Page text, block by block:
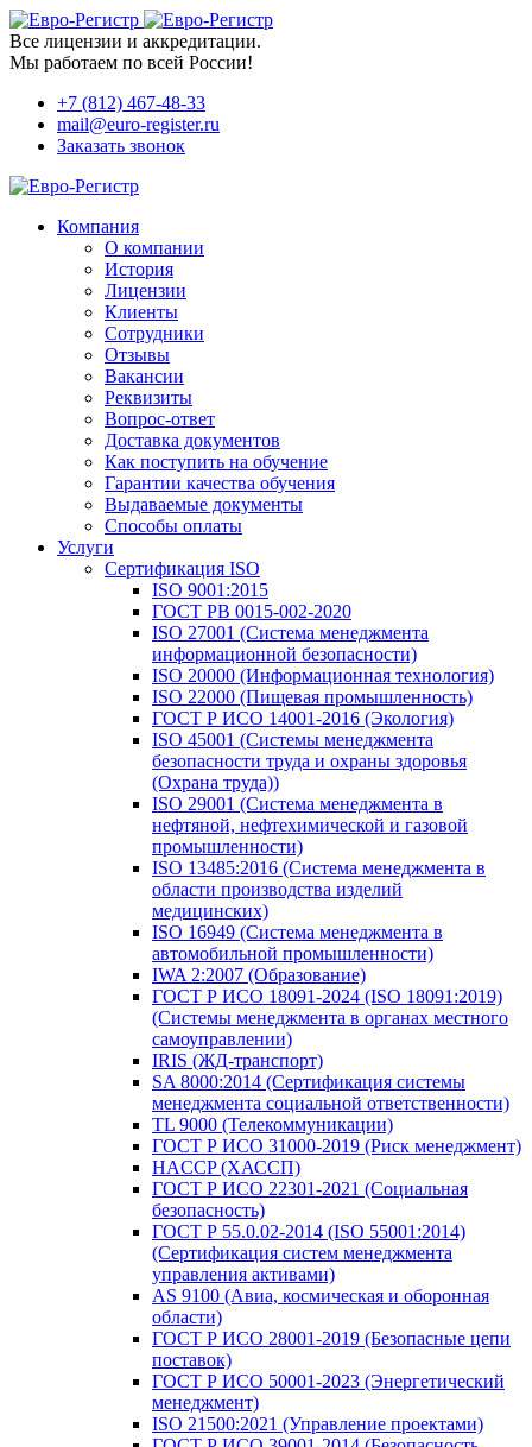
Все лицензии и аккредитации.
Мы работаем по всей России!
+7 (812) 467-48-33
mail@euro-register.ru
Заказать звонок
Компания
О компании
История
Лицензии
Клиенты
Сотрудники
Отзывы
Вакансии
Реквизиты
Вопрос-ответ
Доставка документов
Как поступить на обучение
Гарантии качества обучения
Выдаваемые документы
Способы оплаты
Услуги
Сертификация ISO
ISO 9001:2015
ГОСТ РВ 0015-002-2020
ISO 27001 (Система менеджмента
информационной безопасности)
ISO 20000 (Информационная технология)
ISO 22000 (Пищевая промышленность)
ГОСТ Р ИСО 14001-2016 (Экология)
ISO 45001 (Системы менеджмента
безопасности труда и охраны здоровья
(Охрана труда))
ISO 29001 (Система менеджмента в
нефтяной, нефтехимической и газовой
промышленности)
ISO 13485:2016 (Система менеджмента в
области производства изделий
медицинских)
ISO 16949 (Система менеджмента в
автомобильной промышленности)
IWA 2:2007 (Образование)
ГОСТ Р ИСО 18091-2024 (ISO 18091:2019)
(Системы менеджмента в органах местного
самоуправлении)
IRIS (ЖД-транспорт)
SA 8000:2014 (Сертификация системы
менеджмента социальной ответственности)
TL 9000 (Телекоммуникации)
ГОСТ Р ИСО 31000-2019 (Риск менеджмент)
HACCP (ХАССП)
ГОСТ Р ИСО 22301-2021 (Социальная
безопасность)
ГОСТ Р 55.0.02-2014 (ISO 55001:2014)
(Сертификация систем менеджмента
управления активами)
AS 9100 (Авиа, космическая и оборонная
области)
ГОСТ Р ИСО 28001-2019 (Безопасные цепи
поставок)
ГОСТ Р ИСО 50001-2023 (Энергетический
менеджмент)
ISO 21500:2021 (Управление проектами)